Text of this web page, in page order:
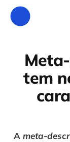
tem
A meta-